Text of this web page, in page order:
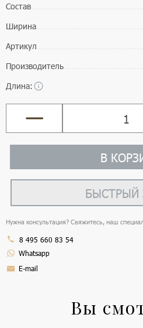
Состав
Ширина
Артикул
Производитель
Длина:
В
БЫСТРЫЙ
Нужна консультация? Свяжитесь, наш
8 495 660 83 54
Whatsapp
E-mail
Вы